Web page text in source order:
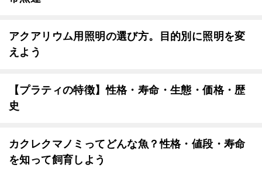
アクアリウム用照明の選び方。目的別に照明を変
えよう
【プラティの特徴】性格・寿命・生態・価格・歴
史
カクレクマノミってどんな魚？性格・値段・寿命
を知って飼育しよう